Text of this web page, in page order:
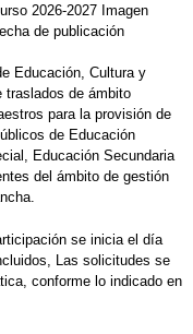
2026-2027 Imagen
de publicación
Educación, Cultura y
traslados de ámbito
para la provisión de
de Educación
Educación Secundaria
del ámbito de gestión
se inicia el día
Las solicitudes se
conforme lo indicado en